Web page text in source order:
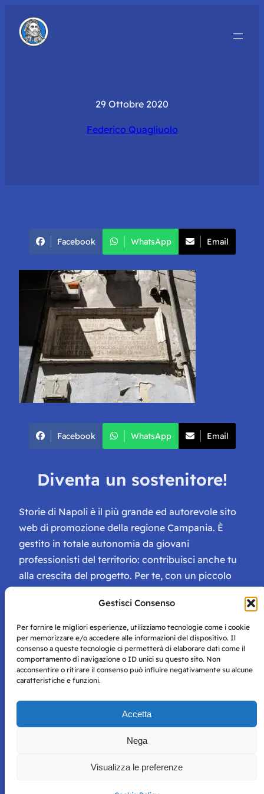
Gestisci Consenso
Per fornire le migliori esperienze, utilizziamo tecnologie come i cookie
per memorizzare e/o accedere alle informazioni del dispositivo. Il
consenso a queste tecnologie ci permetterà di elaborare dati come il
comportamento di navigazione o ID unici su questo sito. Non
acconsentire o ritirare il consenso può influire negativamente su alcune
caratteristiche e funzioni.
Accetta
Nega
Visualizza le preferenze
29 Ottobre 2020
Federico Quagliuolo
Facebook WhatsApp Email
Facebook WhatsApp Email
Diventa un sostenitore!
Storie di Napoli è il più grande ed autorevole sito
web di promozione della regione Campania. È
gestito in totale autonomia da giovani
professionisti del territorio: contribuisci anche tu
alla crescita del progetto. Per te, con un piccolo
tessera di Storie Campane, libri e magazine gratis
e inviti ad eventi esclusivi!
Storie di Napoli è una testata registrata presso il tribunale di
per mero scopo didattico e informativo.
perseguito secondo i termini di legge. Si nega l’utilizzo delle